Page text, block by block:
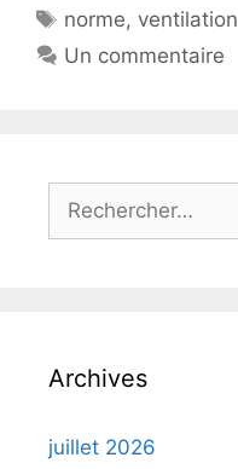
Étiquettes
norme, ventilation
Un commentaire
Archives
juillet 2026